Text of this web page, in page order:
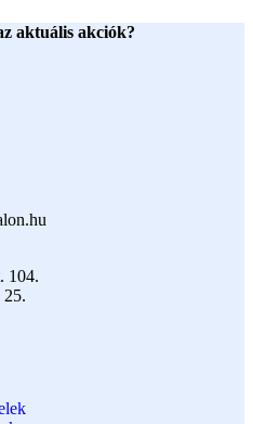
aktuális akciók?
104.​